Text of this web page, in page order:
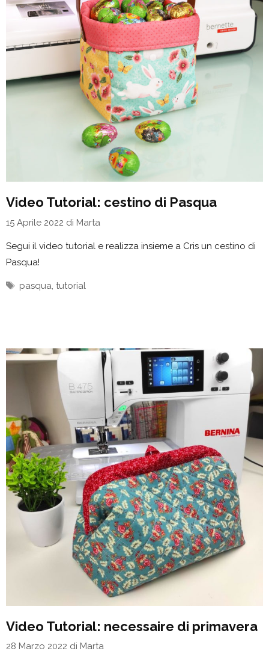
Video Tutorial: cestino di Pasqua
15 Aprile 2022 di Marta
Segui il video tutorial e realizza insieme a Cris un cestino di
Pasqua!
Tag
pasqua tutorial
Video Tutorial: necessaire di primavera
28 Marzo 2022 di Marta